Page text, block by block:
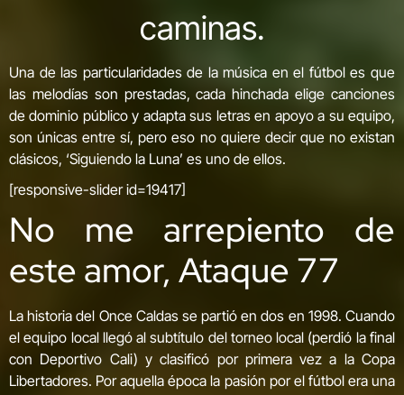
caminas.
Una de las particularidades de la música en el fútbol es que
las melodías son prestadas, cada hinchada elige canciones
de dominio público y adapta sus letras en apoyo a su equipo,
son únicas entre sí, pero eso no quiere decir que no existan
clásicos, ‘Siguiendo la Luna’ es uno de ellos.
[responsive-slider id=19417]
No me arrepiento de
este amor, Ataque 77
La historia del Once Caldas se partió en dos en 1998. Cuando
el equipo local llegó al subtítulo del torneo local (perdió la final
con Deportivo Cali) y clasificó por primera vez a la Copa
Libertadores. Por aquella época la pasión por el fútbol era una